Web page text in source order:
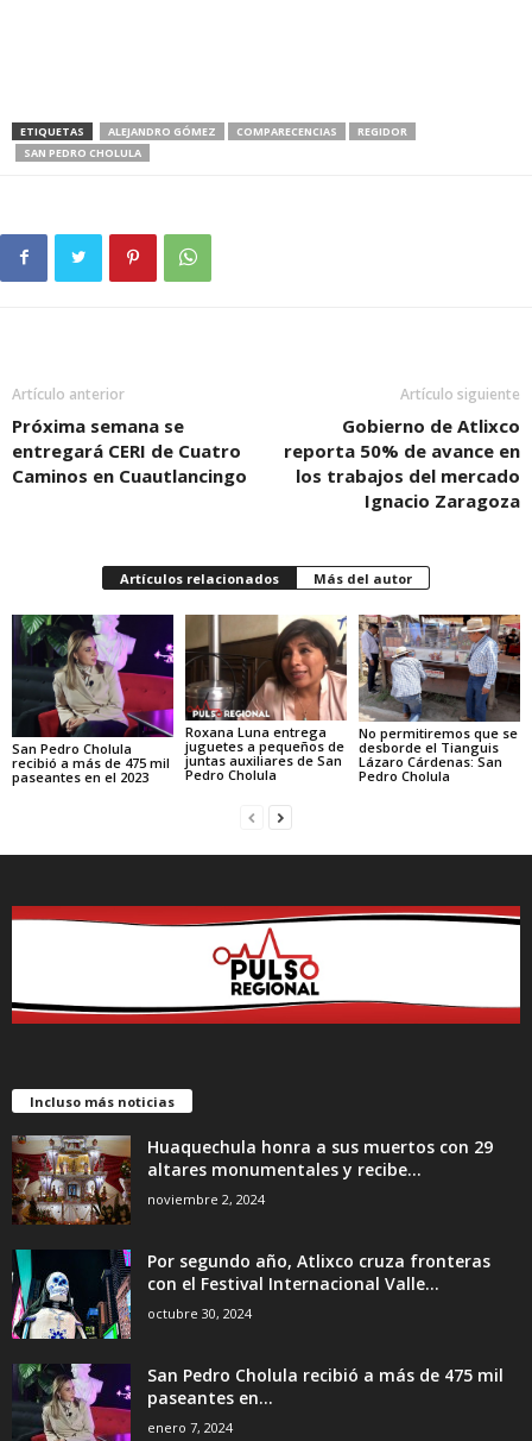
ETIQUETAS ALEJANDRO GÓMEZ COMPARECENCIAS
REGIDOR
SAN PEDRO CHOLULA
Artículo anterior
Próxima semana se
entregará CERI de Cuatro
Caminos en Cuautlancingo
Artículo siguiente
Gobierno de Atlixco
reporta 50% de avance en
los trabajos del mercado
Ignacio Zaragoza
Artículos relacionados Más del autor
San Pedro Cholula
recibió a más de 475 mil
paseantes en el 2023
Roxana Luna entrega
juguetes a pequeños de
juntas auxiliares de San
Pedro Cholula
No permitiremos que se
desborde el Tianguis
Lázaro Cárdenas: San
Pedro Cholula
Incluso más noticias
Huaquechula honra a sus muertos con 29
altares monumentales y recibe...
noviembre 2, 2024
Por segundo año, Atlixco cruza fronteras
con el Festival Internacional Valle...
octubre 30, 2024
San Pedro Cholula recibió a más de 475 mil
paseantes en...
enero 7, 2024